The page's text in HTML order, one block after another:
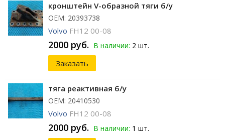
кронштейн V-образной тяги б/у
ОЕМ: 20393738
Volvo FH12 00-08
2000 руб. В наличии: 2 шт.
Заказать
тяга реактивная б/у
ОЕМ: 20410530
Volvo FH12 00-08
2000 руб. В наличии: 1 шт.